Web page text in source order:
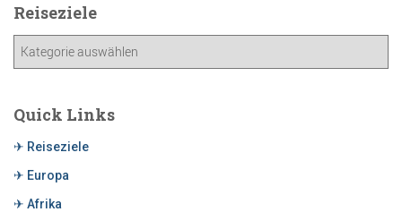
Reiseziele
Quick Links
✈ Reiseziele
✈ Europa
✈ Afrika